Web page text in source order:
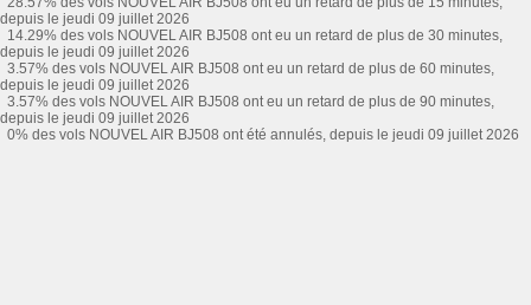
depuis le jeudi 09 juillet 2026
14.29% des vols NOUVEL AIR BJ508 ont eu un retard de plus de 30 minutes,
depuis le jeudi 09 juillet 2026
3.57% des vols NOUVEL AIR BJ508 ont eu un retard de plus de 60 minutes,
depuis le jeudi 09 juillet 2026
3.57% des vols NOUVEL AIR BJ508 ont eu un retard de plus de 90 minutes,
depuis le jeudi 09 juillet 2026
0% des vols NOUVEL AIR BJ508 ont été annulés, depuis le jeudi 09 juillet 2026